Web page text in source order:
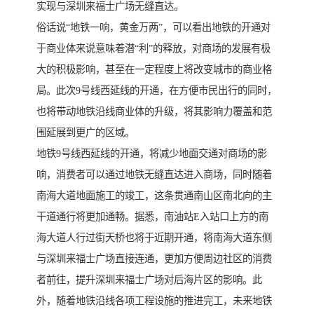
实现与深圳来福士广场无缝直达。
俗话说“地铁一响，黄金万两”，可以看出地铁的开通对
于商业体来说意味着潜“利”的释放，对商场的发展有极
大的积极影响，甚至在一定程度上将改变城市的商业格
局。此次9号线西延线的开通，在方便市民出行的同时，
也将带动地铁沿线商业体的升级，将其影响力覆盖和范
围延展到更广的区域。
地铁9号线西延线的开通，将减少地面交通对商场的影
响，消费者可以通过地铁无缝直达进入商场，同时随着
南海大道地面施工的竣工，这条贯通南山区南北向的主
干道通行将更加通畅。据悉，南油站E入站口上方的南
海大道人行过街天桥也将于近期开通，将南海大道东侧
与深圳来福士广场直接连通，更加方便周边社区的消费
者前往，提升深圳来福士广场对后海片区的影响。此
外，随着地铁沿线各项工程设施的推进完工，未来地铁